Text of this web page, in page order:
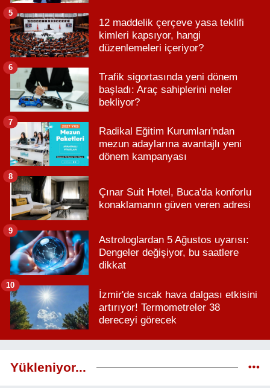
12 maddelik çerçeve yasa teklifi
kimleri kapsıyor, hangi
düzenlemeleri içeriyor?
5
Trafik sigortasında yeni dönem
başladı: Araç sahiplerini neler
bekliyor?
6
Radikal Eğitim Kurumları'ndan
mezun adaylarına avantajlı yeni
dönem kampanyası
7
Çınar Suit Hotel, Buca'da konforlu
konaklamanın güven veren adresi
8
Astrologlardan 5 Ağustos uyarısı:
Dengeler değişiyor, bu saatlere
dikkat
9
İzmir'de sıcak hava dalgası etkisini
artırıyor! Termometreler 38
dereceyi görecek
10
Yükleniyor...